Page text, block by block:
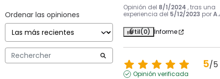
Ordenar las opiniones
Opinión del 8/1/2024 , tras una
experiencia del 5/12/2023 por
Útil(0) Informe
5/5
Opinión verificada